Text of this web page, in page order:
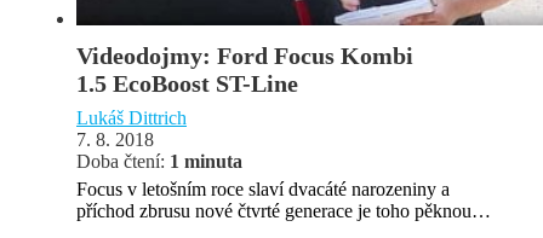
Videodojmy: Ford Focus Kombi
1.5 EcoBoost ST-Line
Lukáš Dittrich
7. 8. 2018
Doba čtení: 1 minuta
Focus v letošním roce slaví dvacáté narozeniny a
příchod zbrusu nové čtvrté generace je toho pěknou…